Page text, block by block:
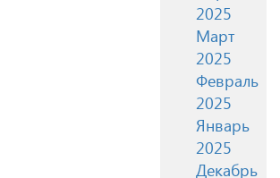
2025
Март
2025
Февраль
2025
Январь
2025
Декабрь